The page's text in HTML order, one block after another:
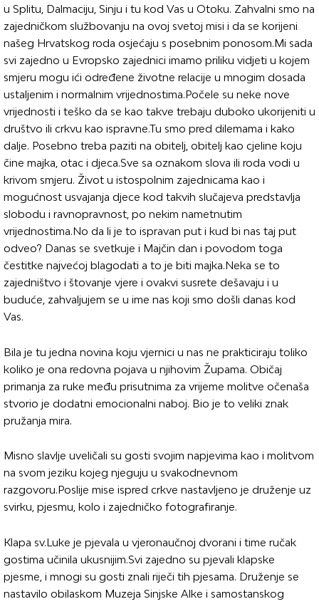
u Splitu, Dalmaciju, Sinju i tu kod Vas u Otoku. Zahvalni smo na
zajedničkom službovanju na ovoj svetoj misi i da se korijeni
našeg Hrvatskog roda osjećaju s posebnim ponosom.Mi sada
svi zajedno u Evropsko zajednici imamo priliku vidjeti u kojem
smjeru mogu ići određene životne relacije u mnogim dosada
ustaljenim i normalnim vrijednostima.Počele su neke nove
vrijednosti i teško da se kao takve trebaju duboko ukorijeniti u
društvo ili crkvu kao ispravne.Tu smo pred dilemama i kako
dalje. Posebno treba paziti na obitelj, obitelj kao cjeline koju
čine majka, otac i djeca.Sve sa oznakom slova ili roda vodi u
krivom smjeru. Život u istospolnim zajednicama kao i
mogućnost usvajanja djece kod takvih slučajeva predstavlja
slobodu i ravnopravnost, po nekim nametnutim
vrijednostima.No da li je to ispravan put i kud bi nas taj put
odveo? Danas se svetkuje i Majčin dan i povodom toga
čestitke najvećoj blagodati a to je biti majka.Neka se to
zajedništvo i štovanje vjere i ovakvi susrete dešavaju i u
buduće, zahvaljujem se u ime nas koji smo došli danas kod
Vas.
Bila je tu jedna novina koju vjernici u nas ne prakticiraju toliko
koliko je ona redovna pojava u njihovim Župama. Običaj
primanja za ruke među prisutnima za vrijeme molitve očenaša
stvorio je dodatni emocionalni naboj. Bio je to veliki znak
pružanja mira.
Misno slavlje uveličali su gosti svojim napjevima kao i molitvom
na svom jeziku kojeg njeguju u svakodnevnom
razgovoru.Poslije mise ispred crkve nastavljeno je druženje uz
svirku, pjesmu, kolo i zajedničko fotografiranje.
Klapa sv.Luke je pjevala u vjeronaučnoj dvorani i time ručak
gostima učinila ukusnijim.Svi zajedno su pjevali klapske
pjesme, i mnogi su gosti znali riječi tih pjesama. Druženje se
nastavilo obilaskom Muzeja Sinjske Alke i samostanskog